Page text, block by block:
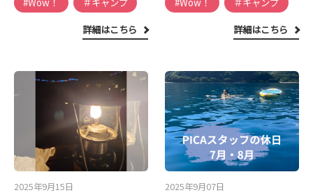
詳細はこちら
詳細はこちら
2025年9月15日 2025年9月07日